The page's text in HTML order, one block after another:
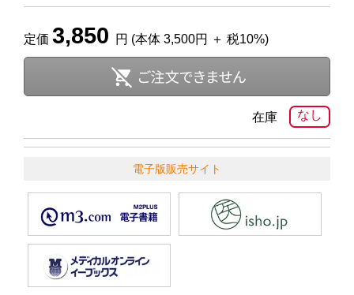
定価 3,850 円 (本体 3,500円 ＋ 税10%)
なし
在庫
電子版販売サイト